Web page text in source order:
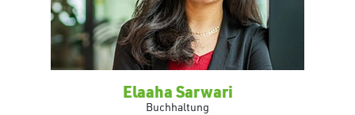
Elaaha Sarwari
Buchhaltung